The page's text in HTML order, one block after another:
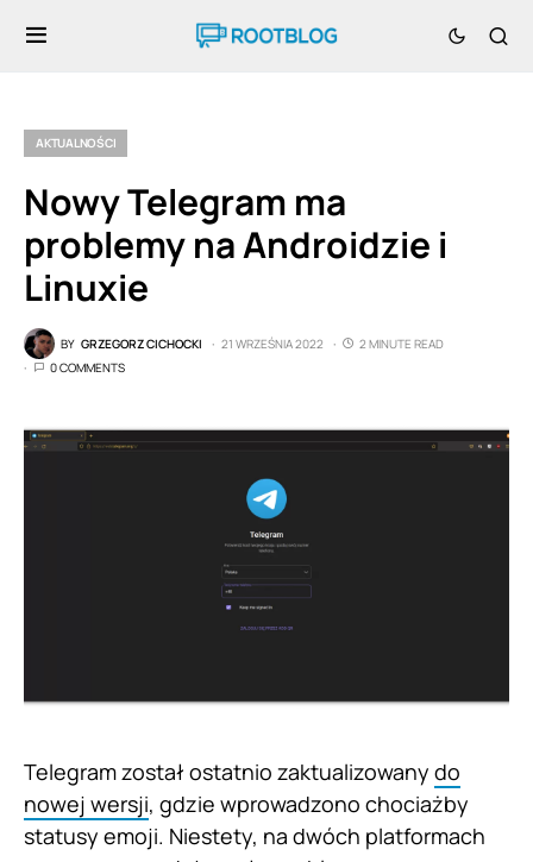
AKTUALNOŚCI
Nowy Telegram ma
problemy na Androidzie i
Linuxie
BY GRZEGORZ CICHOCKI 21 WRZEŚNIA 2022
2 MINUTE READ
0 COMMENTS
Telegram został ostatnio zaktualizowany do
nowej wersji, gdzie wprowadzono chociażby
statusy emoji. Niestety, na dwóch platformach